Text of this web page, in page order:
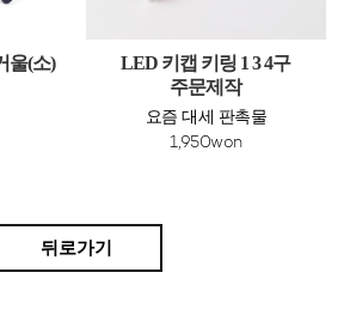
울(소)
LED 키캡 키링 1 3 4구
주문제작
요즘 대세 판촉물
1,950won
뒤로가기